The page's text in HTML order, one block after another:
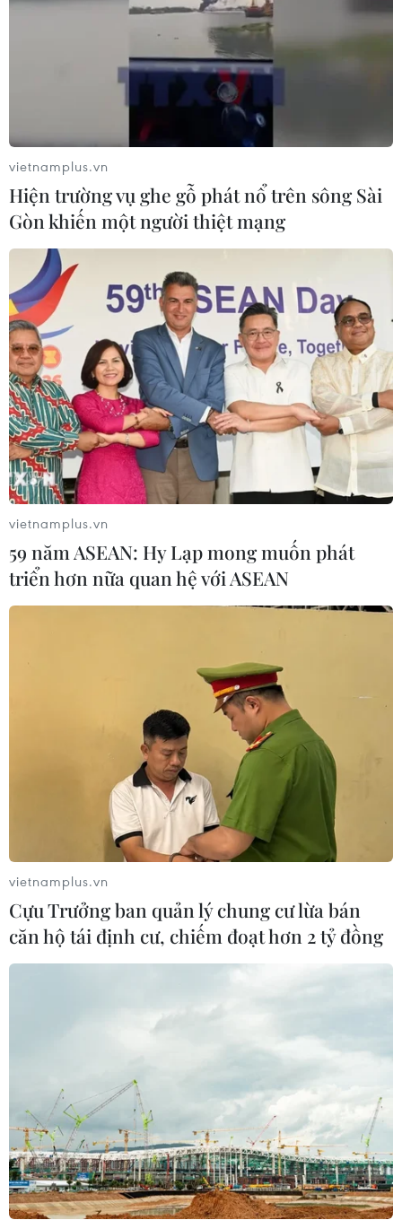
vietnamplus.vn
Hiện trường vụ ghe gỗ phát nổ trên sông Sài
Gòn khiến một người thiệt mạng
vietnamplus.vn
59 năm ASEAN: Hy Lạp mong muốn phát
triển hơn nữa quan hệ với ASEAN
vietnamplus.vn
Cựu Trưởng ban quản lý chung cư lừa bán
căn hộ tái định cư, chiếm đoạt hơn 2 tỷ đồng